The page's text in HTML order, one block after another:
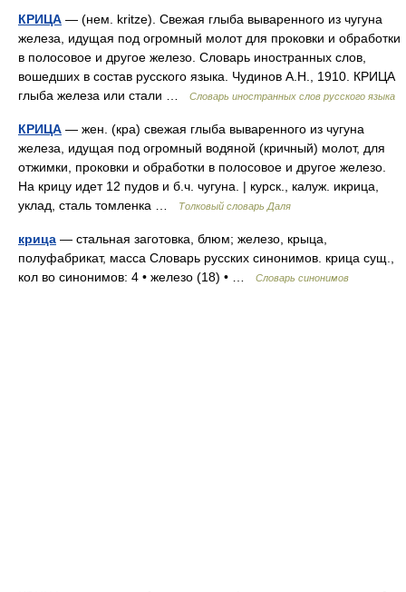
КРИЦА — (нем. kritze). Свежая глыба вываренного из чугуна
железа, идущая под огромный молот для проковки и обработки
в полосовое и другое железо. Словарь иностранных слов,
вошедших в состав русского языка. Чудинов А.Н., 1910. КРИЦА
глыба железа или стали …
Словарь иностранных слов русского языка
КРИЦА — жен. (кра) свежая глыба вываренного из чугуна
железа, идущая под огромный водяной (кричный) молот, для
отжимки, проковки и обработки в полосовое и другое железо.
На крицу идет 12 пудов и б.ч. чугуна. | курск., калуж. икрица,
уклад, сталь томленка …
Толковый словарь Даля
крица — стальная заготовка, блюм; железо, крыца,
полуфабрикат, масса Словарь русских синонимов. крица сущ.,
кол во синонимов: 4 • железо (18) • …
Словарь синонимов